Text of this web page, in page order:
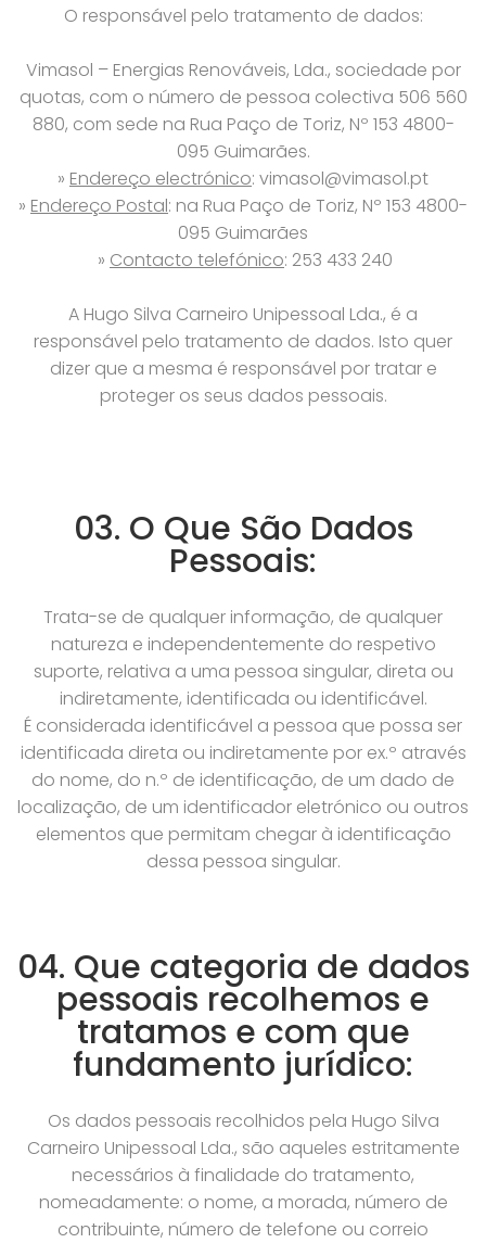
O responsável pelo tratamento de dados:
Vimasol – Energias Renováveis, Lda., sociedade por
quotas, com o número de pessoa colectiva 506 560
880, com sede na Rua Paço de Toriz, Nº 153 4800-
095 Guimarães.
» Endereço electrónico: vimasol@vimasol.pt
» Endereço Postal: na Rua Paço de Toriz, Nº 153 4800-
095 Guimarães
» Contacto telefónico: 253 433 240
A Hugo Silva Carneiro Unipessoal Lda., é a
responsável pelo tratamento de dados. Isto quer
dizer que a mesma é responsável por tratar e
proteger os seus dados pessoais.
03. O Que São Dados
Pessoais:
Trata-se de qualquer informação, de qualquer
natureza e independentemente do respetivo
suporte, relativa a uma pessoa singular, direta ou
indiretamente, identificada ou identificável.
É considerada identificável a pessoa que possa ser
identificada direta ou indiretamente por ex.º através
do nome, do n.º de identificação, de um dado de
localização, de um identificador eletrónico ou outros
elementos que permitam chegar à identificação
dessa pessoa singular.
04. Que categoria de dados
pessoais recolhemos e
tratamos e com que
fundamento jurídico:
Os dados pessoais recolhidos pela Hugo Silva
Carneiro Unipessoal Lda., são aqueles estritamente
necessários à finalidade do tratamento,
nomeadamente: o nome, a morada, número de
contribuinte, número de telefone ou correio